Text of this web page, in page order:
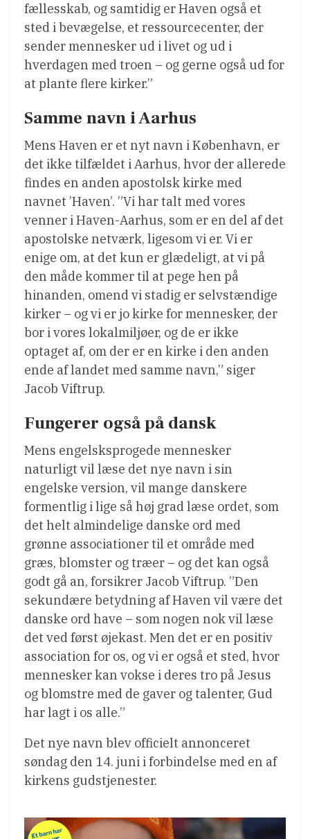
fællesskab, og samtidig er Haven også et
sted i bevægelse, et ressourcecenter, der
sender mennesker ud i livet og ud i
hverdagen med troen – og gerne også ud for
at plante flere kirker.”
Samme navn i Aarhus
Mens Haven er et nyt navn i København, er
det ikke tilfældet i Aarhus, hvor der allerede
findes en anden apostolsk kirke med
navnet ’Haven’. ”Vi har talt med vores
venner i Haven-Aarhus, som er en del af det
apostolske netværk, ligesom vi er. Vi er
enige om, at det kun er glædeligt, at vi på
den måde kommer til at pege hen på
hinanden, omend vi stadig er selvstændige
kirker – og vi er jo kirke for mennesker, der
bor i vores lokalmiljøer, og de er ikke
optaget af, om der er en kirke i den anden
ende af landet med samme navn,” siger
Jacob Viftrup.
Fungerer også på dansk
Mens engelsksprogede mennesker
naturligt vil læse det nye navn i sin
engelske version, vil mange danskere
formentlig i lige så høj grad læse ordet, som
det helt almindelige danske ord med
grønne associationer til et område med
græs, blomster og træer – og det kan også
godt gå an, forsikrer Jacob Viftrup. ”Den
sekundære betydning af Haven vil være det
danske ord have – som nogen nok vil læse
det ved først øjekast. Men det er en positiv
association for os, og vi er også et sted, hvor
mennesker kan vokse i deres tro på Jesus
og blomstre med de gaver og talenter, Gud
har lagt i os alle.”
Det nye navn blev officielt annonceret
søndag den 14. juni i forbindelse med en af
kirkens gudstjenester.